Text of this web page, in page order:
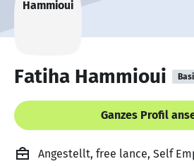
Fatiha Hammioui
Ganzes Profil
Angestellt, free lance, Self